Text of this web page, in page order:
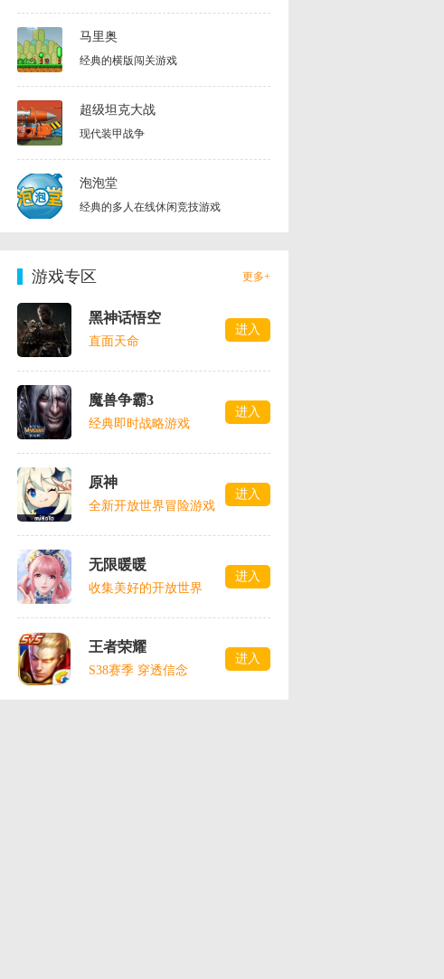
马里奥
经典的横版闯关游戏
超级坦克大战
现代装甲战争
泡泡堂
经典的多人在线休闲竞技游戏
更多+
游戏专区
黑神话悟空
直面天命
进入
魔兽争霸3
经典即时战略游戏
进入
原神
全新开放世界冒险游戏
进入
无限暖暖
收集美好的开放世界
进入
王者荣耀
S38赛季 穿透信念
进入